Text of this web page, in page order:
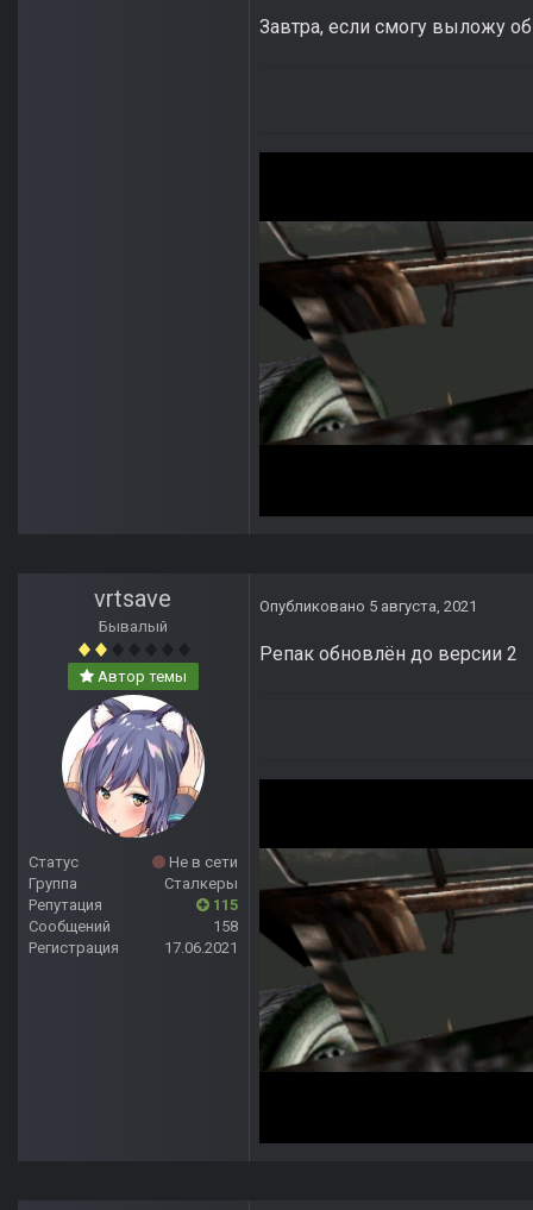
Завтра, если смогу выложу
vrtsave
Бывалый
Автор темы
Статус
Не в сети
Группа
Сталкеры
Репутация
115
Сообщений
158
Регистрация
17.06.2021
Опубликовано 5 августа, 2021
Репак обновлён до версии 2